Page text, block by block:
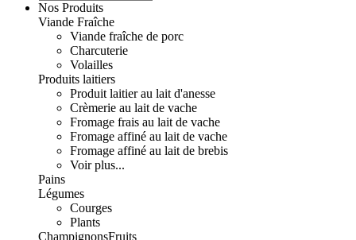
Nos Produits
Viande Fraîche
Viande fraîche de porc
Charcuterie
Volailles
Produits laitiers
Produit laitier au lait d'anesse
Crèmerie au lait de vache
Fromage frais au lait de vache
Fromage affiné au lait de vache
Fromage affiné au lait de brebis
Voir plus...
Pains
Légumes
Courges
Plants
ChampignonsFruits